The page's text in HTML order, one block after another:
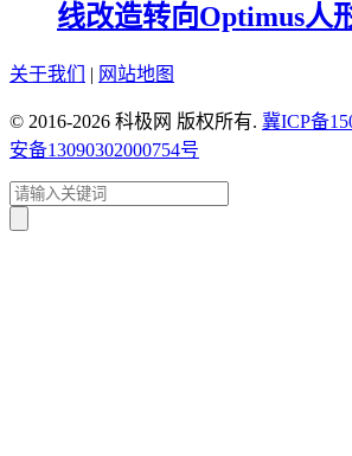
线改造转向Optimus人
关于我们 | 网站地图
© 2016-2026 科极网 版权所有. 冀ICP备
安备13090302000754号